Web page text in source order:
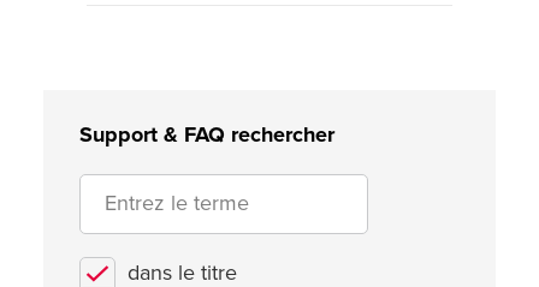
Support & FAQ rechercher
dans le titre